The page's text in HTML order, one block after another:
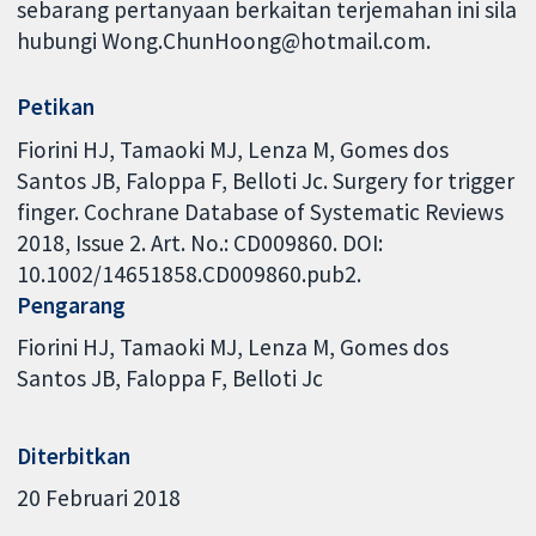
sebarang pertanyaan berkaitan terjemahan ini sila
hubungi Wong.ChunHoong@hotmail.com.
Petikan
Fiorini HJ, Tamaoki MJ, Lenza M, Gomes dos
Santos JB, Faloppa F, Belloti Jc. Surgery for trigger
finger. Cochrane Database of Systematic Reviews
2018, Issue 2. Art. No.: CD009860. DOI:
10.1002/14651858.CD009860.pub2.
Pengarang
Fiorini HJ Tamaoki MJ Lenza M Gomes dos
Santos JB Faloppa F Belloti Jc
Diterbitkan
20 Februari 2018